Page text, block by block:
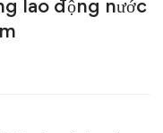
lao động nước